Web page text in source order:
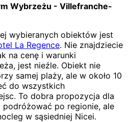
Wybrzeżu - Villefranche-
wybieranych obiektów jest
La Regence. Nie znajdziecie
na cenę i warunki
jest nieźle. Obiekt nie
samej plaży, ale w około 10
do wszystkich
To dobra propozycja dla
po regionie, ale
w sąsiedniej Nicei.